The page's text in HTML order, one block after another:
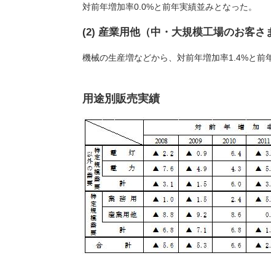
対前年増加率0.0%と前年実績並みとなった。
(2) 産業用他（中・大規模工場のお客さ
機械の生産増などから、対前年増加率1.4%と前
用途別販売実績